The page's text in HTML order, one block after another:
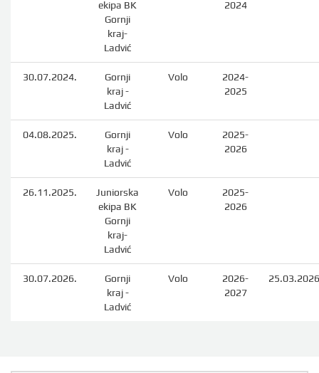
ekipa BK
Gornji
kraj-
Ladvić
2024
30.07.2024.
Gornji
kraj -
Ladvić
Volo
2024-
2025
04.08.2025.
Gornji
kraj -
Ladvić
Volo
2025-
2026
26.11.2025.
Juniorska
ekipa BK
Gornji
kraj-
Ladvić
Volo
2025-
2026
30.07.2026.
Gornji
kraj -
Ladvić
Volo
2026-
2027